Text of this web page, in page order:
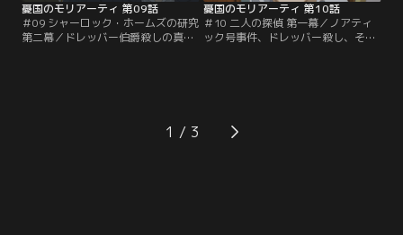
憂国のモリアーティ 第09話
＃09 シャーロック・ホームズの研究
第二幕／ドレッバー伯爵殺しの真犯
真犯人を突き止める。犯行を認めた
真犯人からシャーロックはある奇妙
憂国のモリアーティ 第10話
＃10 二人の探偵 第一幕／ノアティ
ック号事件、ドレッバー殺し、その
してしまう。そんな帰路の列車の中
で、偶然にもウィリアムと再会す
1